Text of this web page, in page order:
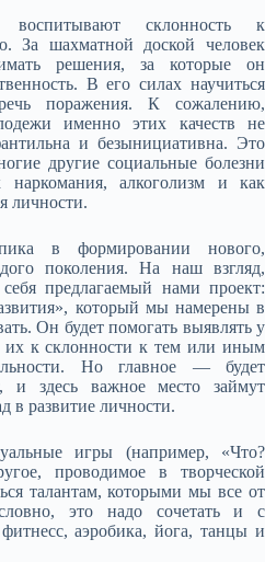
склонность к
За шахматной доской человек
решения, за которые он
В его силах научиться
поражения. К сожалению,
именно этих качеств не
и безынициативна. Это
другие социальные болезни
алкоголизм и как
личности.
в формировании нового,
поколения. На наш взгляд,
предлагаемый нами проект:
который мы намерены в
Он будет помогать выявлять у
их к склонности к тем или иным
Но главное — будет
и здесь важное место займут
в развитие личности.
игры (например, «Что?
проводимое в творческой
талантам, которыми мы все от
это надо сочетать и с
аэробика, йога, танцы и